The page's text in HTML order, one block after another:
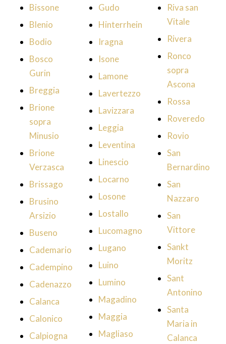
Bissone
Blenio
Bodio
Bosco
Gurin
Breggia
Brione
sopra
Minusio
Brione
Verzasca
Brissago
Brusino
Arsizio
Buseno
Cademario
Cadempino
Cadenazzo
Calanca
Calonico
Calpiogna
Gudo
Hinterrhein
Iragna
Isone
Lamone
Lavertezzo
Lavizzara
Leggia
Leventina
Linescio
Locarno
Losone
Lostallo
Lucomagno
Lugano
Luino
Lumino
Magadino
Maggia
Magliaso
Riva san
Vitale
Rivera
Ronco
sopra
Ascona
Rossa
Roveredo
Rovio
San
Bernardino
San
Nazzaro
San
Vittore
Sankt
Moritz
Sant
Antonino
Santa
Maria in
Calanca